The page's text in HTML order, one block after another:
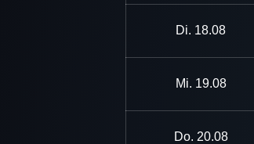
Di. 18.08
Mi. 19.08
Do. 20.08